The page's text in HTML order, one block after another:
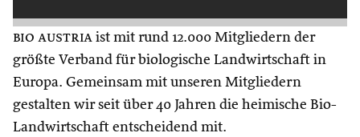
bio austria ist mit rund 12.000 Mitgliedern der
größte Verband für biologische Landwirtschaft in
Europa. Gemeinsam mit unseren Mitgliedern
gestalten wir seit über 40 Jahren die heimische Bio-
Landwirtschaft entscheidend mit.